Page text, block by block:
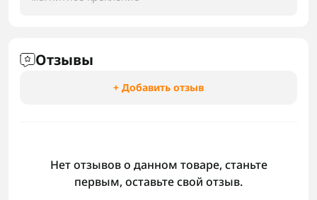
Отзывы
+ Добавить отзыв
Нет отзывов о данном товаре, станьте
первым, оставьте свой отзыв.